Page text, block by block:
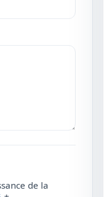
de la